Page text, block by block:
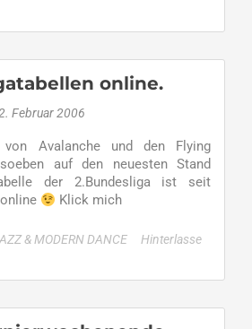
online.
Februar 2006
von Avalanche und den Flying
auf den neuesten Stand
der 2.Bundesliga ist seit
Klick mich
& MODERN DANCE
Hinterlasse